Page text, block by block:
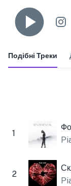
Подібні Треки
1
2